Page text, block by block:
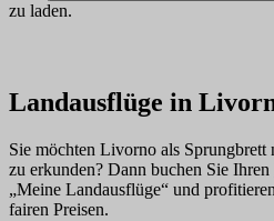
zu laden.
Landausflüge in
Sie möchten Livorno als Sprungbrett
zu erkunden? Dann buchen Sie Ihren
„Meine Landausflüge“ und
fairen Preisen.